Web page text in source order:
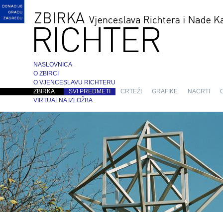
NASLOVNICA
O ZBIRCI
O VJENCESLAVU RICHTERU
ZBIRKA
SVI PREDMETI CRTEŽI GRAFIKE NACRTI
VIRTUALNA IZLOŽBA